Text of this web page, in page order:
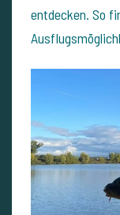
entdecken. So